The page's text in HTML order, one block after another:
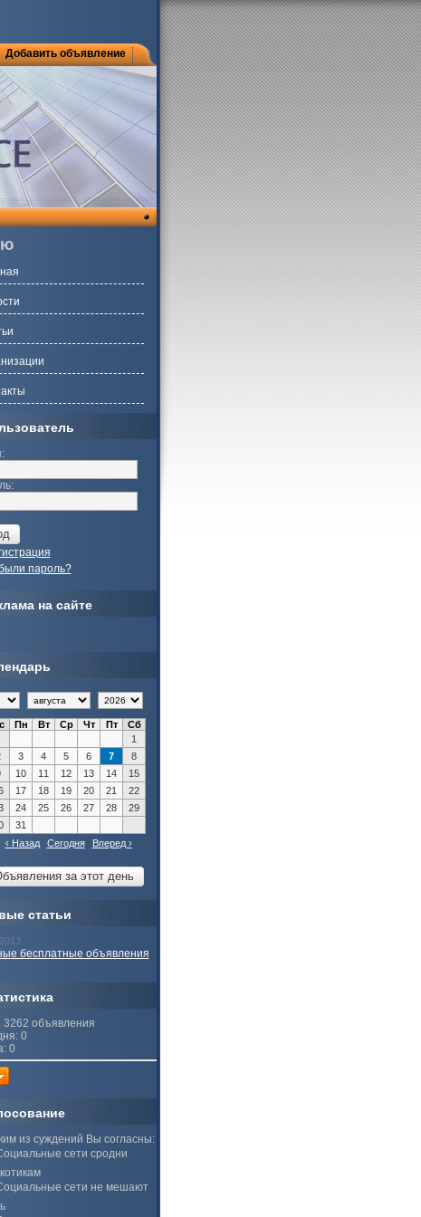
Добавить объявление
пароль?
на сайте
Пн Вт Ср Чт Пт
Сб
1
3 4 5 6 7
8
10 11 12 13 14
15
17 18 19 20 21
22
24 25 26 27 28
29
31
‹ Назад
Сегодня Вперед ›
статьи
бесплатные объявления
3262 объявления
0
0
из суждений Вы согласны:
сети сродни
сети не мешают